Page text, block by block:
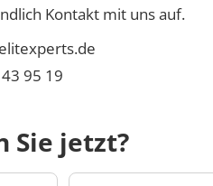
Kontakt mit uns auf.
95 19
Sie jetzt?